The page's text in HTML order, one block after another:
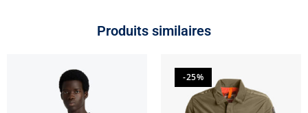
Produits similaires
-25%